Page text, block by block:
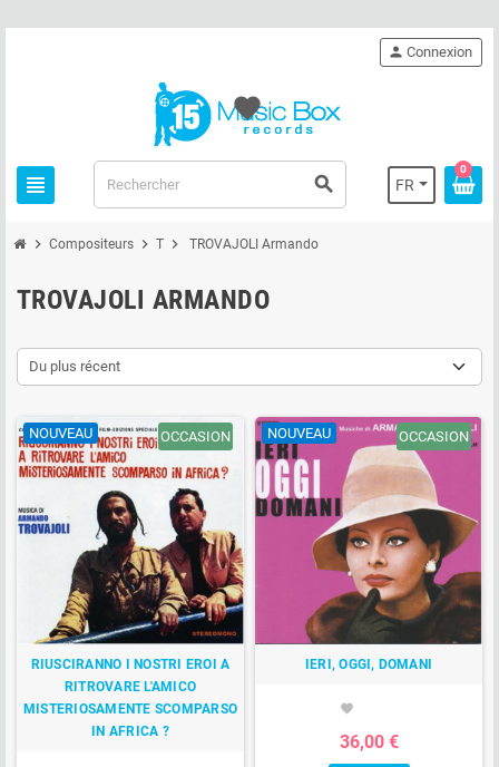
view_headline search FR
person Connexion
0
favorite
chevron_right Compositeurs chevron_right T chevron_right TROVAJOLI Armando
TROVAJOLI ARMANDO
Du plus récent
NOUVEAU OCCASION
RIUSCIRANNO I NOSTRI EROI A
RITROVARE L'AMICO
MISTERIOSAMENTE SCOMPARSO
IN AFRICA ?
NOUVEAU OCCASION
IERI, OGGI, DOMANI
favorite
36,00 €